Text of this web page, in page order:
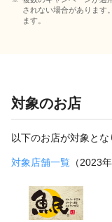
されない場合があります
ます。
対象のお店
以下のお店が対象とな
対象店舗一覧 （2023